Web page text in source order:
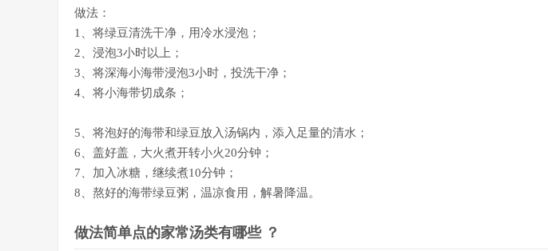
做法：
1、将绿豆清洗干净，用冷水浸泡；
2、浸泡3小时以上；
3、将深海小海带浸泡3小时，投洗干净；
4、将小海带切成条；
5、将泡好的海带和绿豆放入汤锅内，添入足量的清水；
6、盖好盖，大火煮开转小火20分钟；
7、加入冰糖，继续煮10分钟；
8、熬好的海带绿豆粥，温凉食用，解暑降温。
做法简单点的家常汤类有哪些 ？